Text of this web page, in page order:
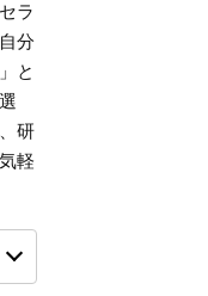
ラ
分
と
研
軽